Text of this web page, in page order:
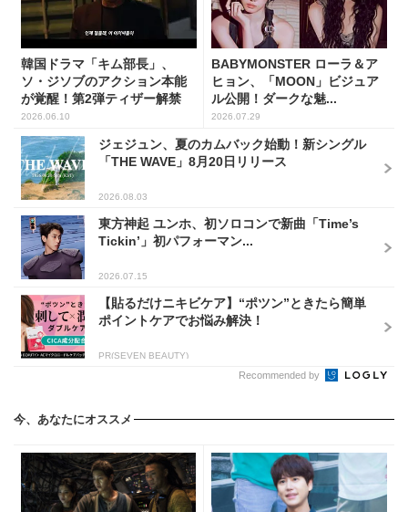
韓国ドラマ「キム部長」、
ソ・ジソブのアクション本能
が覚醒！第2弾ティザー解禁
2026.06.10
BABYMONSTER ローラ＆ア
ヒョン、「MOON」ビジュア
ル公開！ダークな魅...
2026.07.29
ジェジュン、夏のカムバック始動！新シングル
「THE WAVE」8月20日リリース
2026.08.03
東方神起 ユンホ、初ソロコンで新曲「Time’s
Tickin’」初パフォーマン...
2026.07.15
【貼るだけニキビケア】“ポツン”ときたら簡単
ポイントケアでお悩み解決！
PR(SEVEN BEAUTY)
Recommended by
今、あなたにオススメ